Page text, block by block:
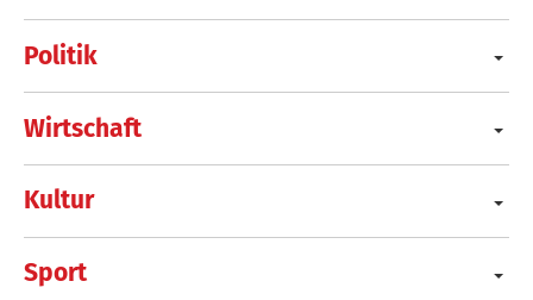
Politik
Wirtschaft
Kultur
Sport